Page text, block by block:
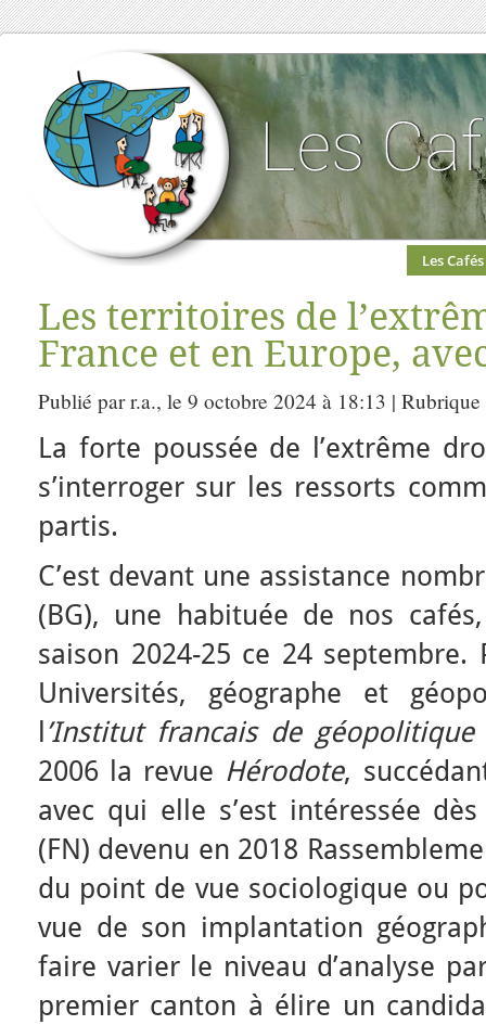
Les Cafés
Les territoires de
France et en Europe,
Publié par r.a., le 9 octobre 2024 à 18:13 |
La forte poussée de l’extrême
s’interroger sur les ressorts
partis.
C’est devant une assistance
(BG), une habituée de nos
saison 2024-25 ce 24 septembre.
Universités, géographe et
’Institut francais de
2006 la revue Hérodote,
avec qui elle s’est intéressée
(FN) devenu en 2018
du point de vue sociologique ou
vue de son implantation
faire varier le niveau d’analyse
premier canton à élire un